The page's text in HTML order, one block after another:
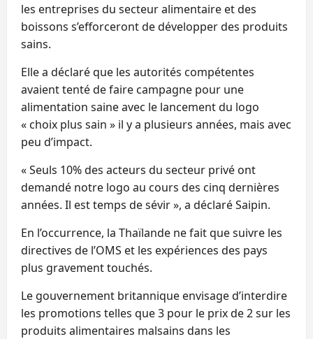
les entreprises du secteur alimentaire et des
boissons s’efforceront de développer des produits
sains.
Elle a déclaré que les autorités compétentes
avaient tenté de faire campagne pour une
alimentation saine avec le lancement du logo
« choix plus sain » il y a plusieurs années, mais avec
peu d’impact.
« Seuls 10% des acteurs du secteur privé ont
demandé notre logo au cours des cinq dernières
années. Il est temps de sévir », a déclaré Saipin.
En l’occurrence, la Thaïlande ne fait que suivre les
directives de l’OMS et les expériences des pays
plus gravement touchés.
Le gouvernement britannique envisage d’interdire
les promotions telles que 3 pour le prix de 2 sur les
produits alimentaires malsains dans les